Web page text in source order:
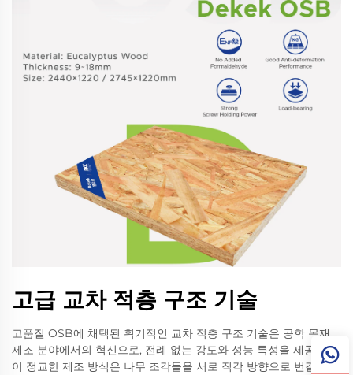
고급 교차 적층 구조 기술
고품질 OSB에 채택된 획기적인 교차 적층 구조 기술은 공학 목재
제조 분야에서의 혁신으로, 전례 없는 강도와 성능 특성을 제공한다.
이 정교한 제조 방식은 나무 조각들을 서로 직각 방향으로 번갈아가